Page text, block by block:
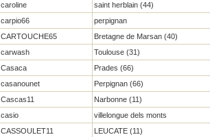
caroline
saint herblain (44)
carpio66
perpignan
CARTOUCHE65
Bretagne de Marsan (40)
carwash
Toulouse (31)
Casaca
Prades (66)
casanounet
Perpignan (66)
Cascas11
Narbonne (11)
casio
villelongue dels monts
CASSOULET11
LEUCATE (11)